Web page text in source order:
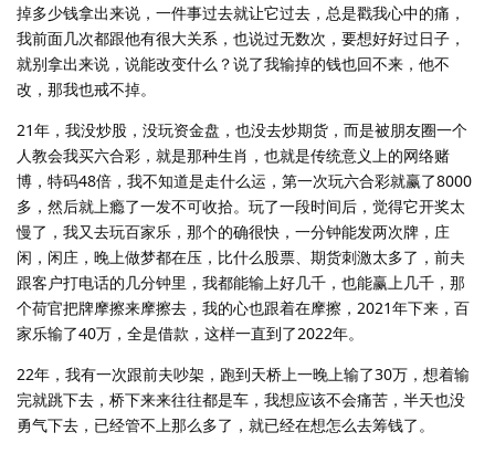
掉多少钱拿出来说，一件事过去就让它过去，总是戳我心中的痛，
我前面几次都跟他有很大关系，也说过无数次，要想好好过日子，
就别拿出来说，说能改变什么？说了我输掉的钱也回不来，他不
改，那我也戒不掉。
21年，我没炒股，没玩资金盘，也没去炒期货，而是被朋友圈一个
人教会我买六合彩，就是那种生肖，也就是传统意义上的网络赌
博，特码48倍，我不知道是走什么运，第一次玩六合彩就赢了8000
多，然后就上瘾了一发不可收拾。玩了一段时间后，觉得它开奖太
慢了，我又去玩百家乐，那个的确很快，一分钟能发两次牌，庄
闲，闲庄，晚上做梦都在压，比什么股票、期货刺激太多了，前夫
跟客户打电话的几分钟里，我都能输上好几千，也能赢上几千，那
个荷官把牌摩擦来摩擦去，我的心也跟着在摩擦，2021年下来，百
家乐输了40万，全是借款，这样一直到了2022年。
22年，我有一次跟前夫吵架，跑到天桥上一晚上输了30万，想着输
完就跳下去，桥下来来往往都是车，我想应该不会痛苦，半天也没
勇气下去，已经管不上那么多了，就已经在想怎么去筹钱了。